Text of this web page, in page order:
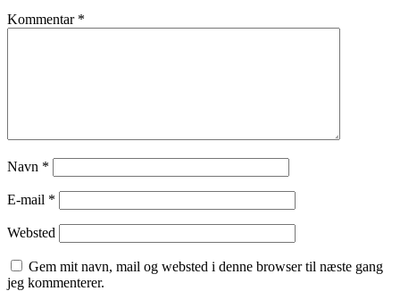
Kommentar *
Navn *
E-mail *
Websted
Gem mit navn, mail og websted i denne browser til næste gang
jeg kommenterer.